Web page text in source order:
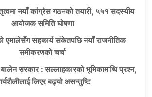
नयाँ कांग्रेस गठनको तयारी, ५५१ सदस्यीय
आयोजक समिति घोषणा
एमालेसँग सहकार्य संकेतपछि नयाँ राजनीतिक
समीकरणको चर्चा
बालेन सरकार : सल्लाहकारको भूमिकामाथि प्रश्न,
लिएर बढ्यो असन्तुष्टि